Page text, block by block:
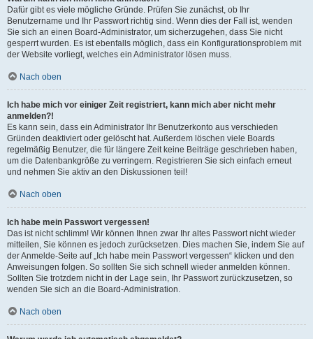
Dafür gibt es viele mögliche Gründe. Prüfen Sie zunächst, ob Ihr
Benutzername und Ihr Passwort richtig sind. Wenn dies der Fall ist, wenden
Sie sich an einen Board-Administrator, um sicherzugehen, dass Sie nicht
gesperrt wurden. Es ist ebenfalls möglich, dass ein Konfigurationsproblem mit
der Website vorliegt, welches ein Administrator lösen muss.
Nach oben
Ich habe mich vor einiger Zeit registriert, kann mich aber nicht mehr
anmelden?!
Es kann sein, dass ein Administrator Ihr Benutzerkonto aus verschieden
Gründen deaktiviert oder gelöscht hat. Außerdem löschen viele Boards
regelmäßig Benutzer, die für längere Zeit keine Beiträge geschrieben haben,
um die Datenbankgröße zu verringern. Registrieren Sie sich einfach erneut
und nehmen Sie aktiv an den Diskussionen teil!
Nach oben
Ich habe mein Passwort vergessen!
Das ist nicht schlimm! Wir können Ihnen zwar Ihr altes Passwort nicht wieder
mitteilen, Sie können es jedoch zurücksetzen. Dies machen Sie, indem Sie auf
der Anmelde-Seite auf „Ich habe mein Passwort vergessen“ klicken und den
Anweisungen folgen. So sollten Sie sich schnell wieder anmelden können.
Sollten Sie trotzdem nicht in der Lage sein, Ihr Passwort zurückzusetzen, so
wenden Sie sich an die Board-Administration.
Nach oben